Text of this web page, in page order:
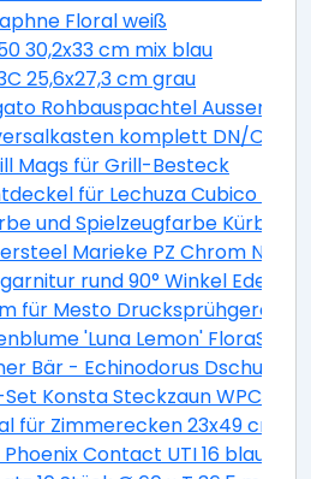
Floral weiß
30,2x33 cm mix blau
25,6x27,3 cm grau
Rohbauspachtel Aussen 5
komplett DN/OD
Mags für Grill-Besteck
für Lechuza Cubico Ø
und Spielzeugfarbe
Marieke PZ Chrom
rund 90° Winkel
für Mesto Drucksprühgeräte
'Luna Lemon' FloraSelf
Bär - Echinodorus
Konsta Steckzaun WPC
für Zimmerecken 23x49 cm
Contact UTI 16 blau